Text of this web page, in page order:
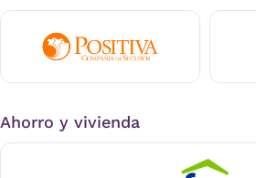
Ahorro y vivienda